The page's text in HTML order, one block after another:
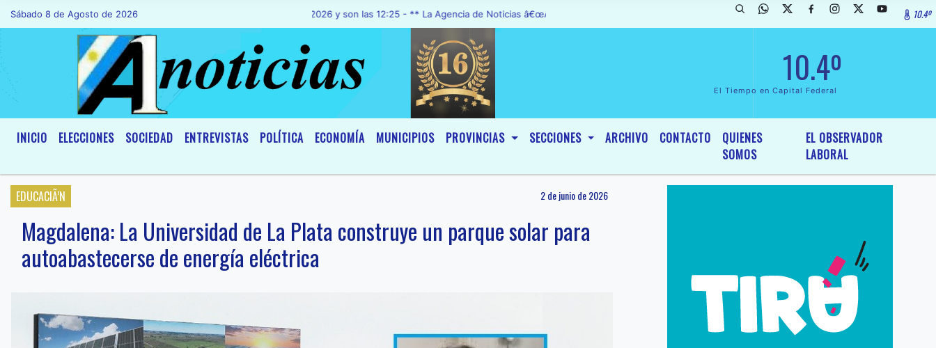
Sábado 8 de Agosto de 2026Hoy es Sábado 8 de Agosto de 2026 y son las 12:25 - ** La Agencia de Noticias â€œA1 Noticiasâ€, fue declarada de InterÃ©s General y Legislativo, por Ordenanza NÂº 6236/19 del10.4º
10.4º
El Tiempo en Capital Federal
INICIO ELECCIONES SOCIEDAD ENTREVISTAS POLÍTICA ECONOMÍA MUNICIPIOS PROVINCIAS SECCIONES ARCHIVO CONTACTO
QUIENES
SOMOS
EL OBSERVADOR
LABORAL
EDUCACIÃ’N 2 de junio de 2026
Magdalena: La Universidad de La Plata construye un parque solar para
autoabastecerse de energía eléctrica